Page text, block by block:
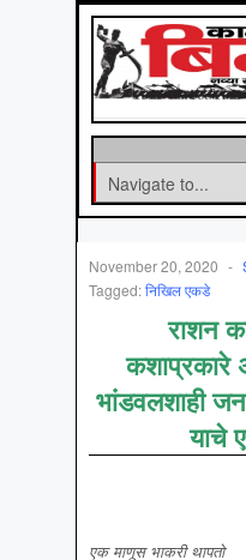
November 20, 2020 -
Tagged:निखिल एकडे
राशन
कशाप्रकारे
भांडवलशाही
याचे
एक माणूस भाकरी थापतो